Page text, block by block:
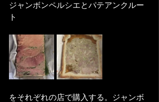
ジャンボンペルシエとパテアンクルー
ト
をそれぞれの店で購入する。ジャンボ